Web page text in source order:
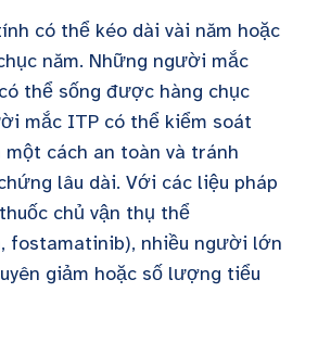
có thể kéo dài vài năm hoặc
năm. Những người mắc
thể sống được hàng chục
mắc ITP có thể kiểm soát
cách an toàn và tránh
lâu dài. Với các liệu pháp
chủ vận thụ thể
fostamatinib), nhiều người lớn
giảm hoặc số lượng tiểu